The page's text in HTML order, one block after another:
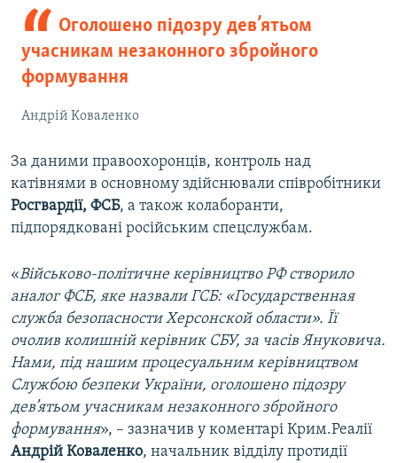
Оголошено підозру дев’ятьом
учасникам незаконного збройного
формування
Андрій Коваленко
За даними правоохоронців, контроль над
катівнями в основному здійснювали співробітники
Росгвардії, ФСБ, а також колаборанти,
підпорядковані російським спецслужбам.
«Військово-політичне керівництво РФ створило
аналог ФСБ, яке назвали ГСБ: «Государственная
служба безопасности Херсонской области». Її
очолив колишній керівник СБУ, за часів Януковича.
Нами, під нашим процесуальним керівництвом
Службою безпеки України, оголошено підозру
дев’ятьом учасникам незаконного збройного
формування», – зазначив у коментарі Крим.Реалії
Андрій Коваленко, начальник відділу протидії